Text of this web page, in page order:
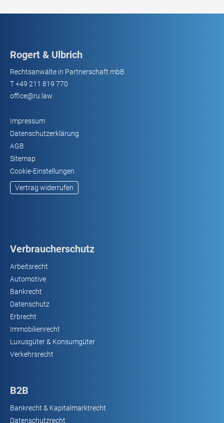
Rogert & Ulbrich
Rechtsanwälte in Partnerschaft mbB
T+49 211 819 770
office@ru.law
Impressum
Datenschutzerklärung
AGB
Sitemap
Cookie-Einstellungen
Vertrag widerrufen
Verbraucherschutz
Arbeitsrecht
Automotive
Bankrecht
Datenschutz
Erbrecht
Immobilienrecht
Luxusgüter & Konsumgüter
Verkehrsrecht
B2B
Bankrecht & Kapitalmarktrecht
Datenschutzrecht